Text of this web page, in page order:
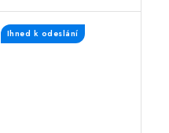
Ihned k odeslání